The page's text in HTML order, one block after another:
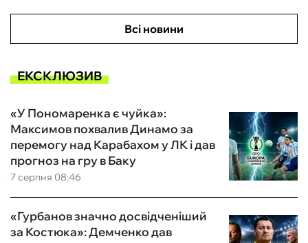
Всі новини
ЕКСКЛЮЗИВ
7 серпня 08:46
«У Пономаренка є чуйка»:
Максимов похвалив Динамо за
перемогу над Карабахом у ЛК і дав
прогноз на гру в Баку
«Гурбанов значно досвідченіший
за Костюка»: Демченко дав